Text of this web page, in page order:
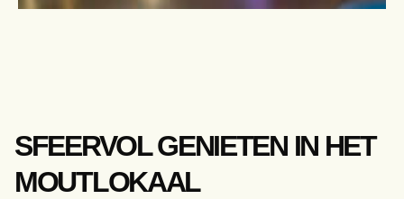
SFEERVOL GENIETEN IN HET
MOUTLOKAAL